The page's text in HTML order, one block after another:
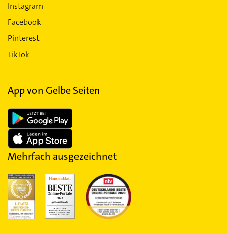
Instagram
Facebook
Pinterest
TikTok
App von Gelbe Seiten
Mehrfach ausgezeichnet